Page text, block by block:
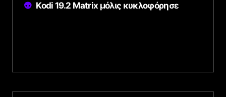
Kodi 19.2 Matrix μόλις κυκλοφόρησε